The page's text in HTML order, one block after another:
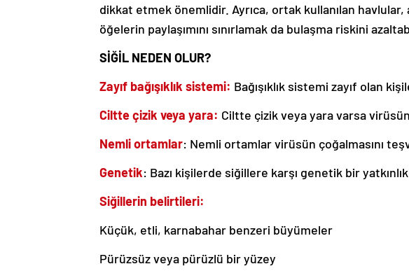
dikkat etmek önemlidir. Ayrıca, ortak kullanılan
öğelerin paylaşımını sınırlamak da bulaşma riskini
SİĞİL NEDEN OLUR?
Zayıf bağışıklık sistemi: Bağışıklık sistemi zayıf olan
Ciltte çizik veya yara: Ciltte çizik veya yara varsa
Nemli ortamlar: Nemli ortamlar virüsün çoğalmasını
Genetik: Bazı kişilerde siğillere karşı genetik bir yatkınlık
Siğillerin belirtileri:
Küçük, etli, karnabahar benzeri büyümeler
Pürüzsüz veya pürüzlü bir yüzey